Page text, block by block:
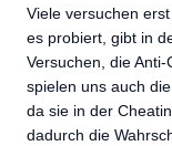
Viele versuchen
es probiert, gibt in
Versuchen, die
spielen uns auch
da sie in der
dadurch die